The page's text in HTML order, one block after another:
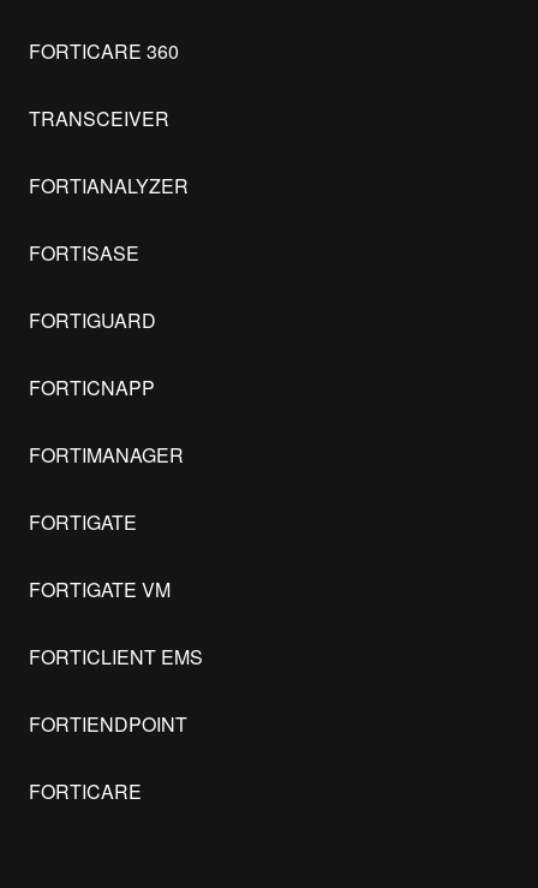
FORTICARE 360
TRANSCEIVER
FORTIANALYZER
FORTISASE
FORTIGUARD
FORTICNAPP
FORTIMANAGER
FORTIGATE
FORTIGATE VM
FORTICLIENT EMS
FORTIENDPOINT
FORTICARE